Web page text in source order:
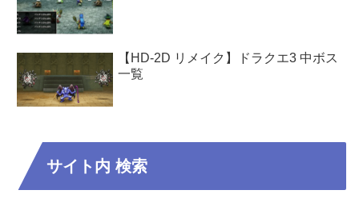
【HD-2D リメイク】ドラクエ3 中ボス
一覧
サイト内 検索